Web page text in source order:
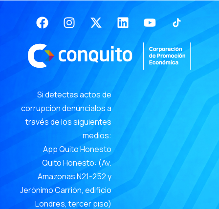
FacebookInstagram
X-
twitter
LinkedinYoutube
Si detectas actos de
corrupción denúncialos a
través de los siguientes
medios:
App Quito Honesto
Quito Honesto: (Av.
Amazonas N21-252 y
Jerónimo Carrión, edificio
Londres, tercer piso)